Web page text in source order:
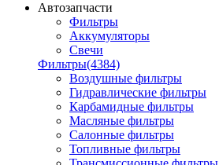
Автозапчасти
Фильтры
Аккумуляторы
Свечи
Фильтры(4384)
Воздушные фильтры
Гидравлические фильтры
Карбамидные фильтры
Масляные фильтры
Салонные фильтры
Топливные фильтры